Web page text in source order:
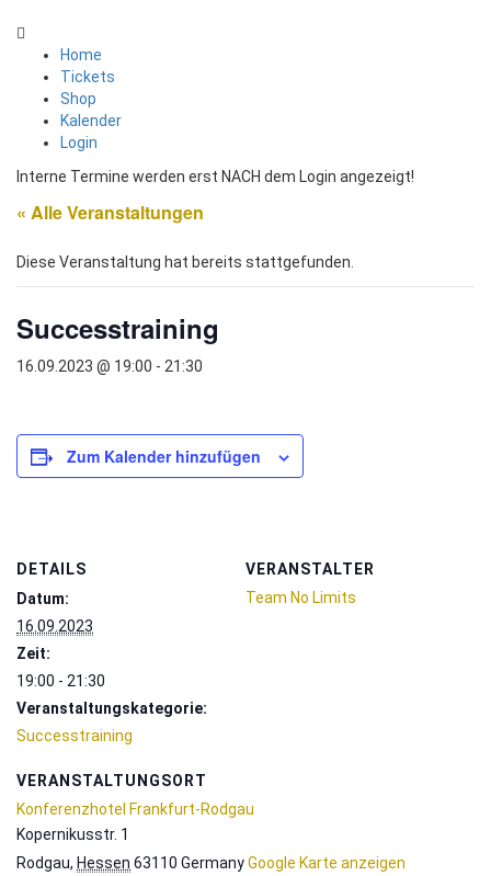
Home
Tickets
Shop
Kalender
Login
Interne Termine werden erst NACH dem Login angezeigt!
« Alle Veranstaltungen
Diese Veranstaltung hat bereits stattgefunden.
Successtraining
16.09.2023 @ 19:00 - 21:30
Zum Kalender hinzufügen
DETAILS
Datum:
16.09.2023
Zeit:
19:00 - 21:30
Veranstaltungskategorie:
Successtraining
VERANSTALTUNGSORT
Konferenzhotel Frankfurt-Rodgau
Kopernikusstr. 1
Rodgau, Hessen 63110 GermanyGoogle Karte anzeigen
VERANSTALTER
Team No Limits